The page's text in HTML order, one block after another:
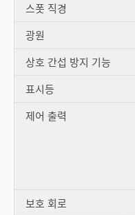
스폿 직경
광원
상호 간섭 방지 기능
표시등
제어 출력
보호 회로